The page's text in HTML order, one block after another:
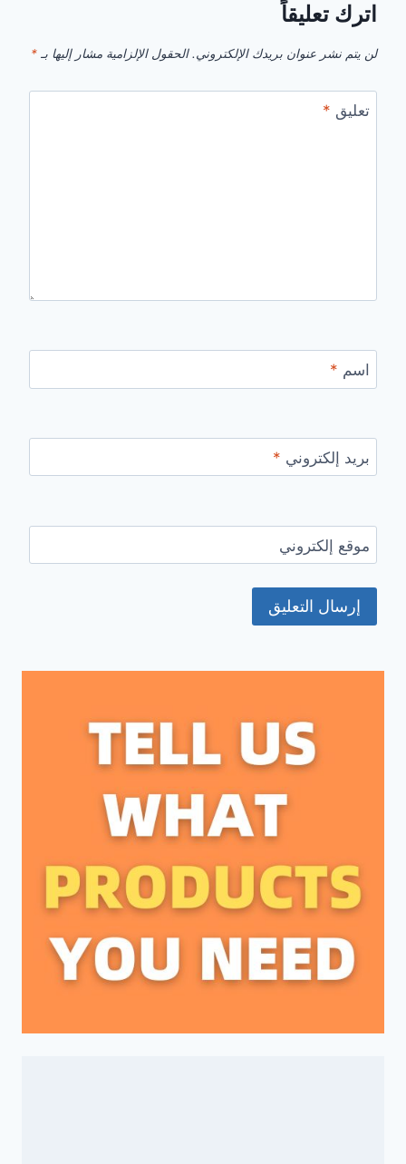
اترك تعليقاً
لن يتم نشر عنوان بريدك الإلكتروني. الحقول الإلزامية مشار إليها بـ *
تعليق *
اسم *
بريد إلكتروني *
موقع إلكتروني